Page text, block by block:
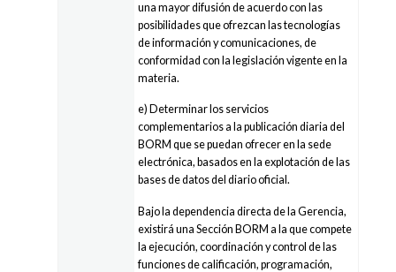
una mayor difusión de acuerdo con las
posibilidades que ofrezcan las tecnologías
de información y comunicaciones, de
conformidad con la legislación vigente en la
materia.
e) Determinar los servicios
complementarios a la publicación diaria del
BORM que se puedan ofrecer en la sede
electrónica, basados en la explotación de las
bases de datos del diario oficial.
Bajo la dependencia directa de la Gerencia,
existirá una Sección BORM a la que compete
la ejecución, coordinación y control de las
funciones de calificación, programación,